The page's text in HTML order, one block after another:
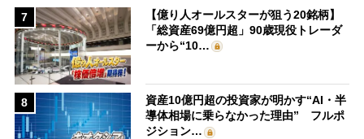
7
【億り人オールスターが狙う20銘柄】
「総資産69億円超」90歳現役トレーダ
ーから“10…
8
資産10億円超の投資家が明かす“AI・半
導体相場に乗らなかった理由” フルポ
ジション…